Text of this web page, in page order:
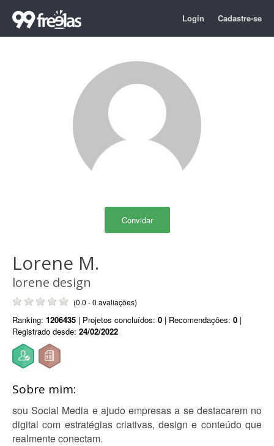
Login Cadastre-se
Convidar
Lorene M.
lorene design
(0.0 - 0 avaliações)
Ranking: 1206435 | Projetos concluídos: 0 | Recomendações: 0 |
Registrado desde: 24/02/2022
Sobre mim:
sou Social Media e ajudo empresas a se destacarem no
digital com estratégias criativas, design e conteúdo que
realmente conectam.